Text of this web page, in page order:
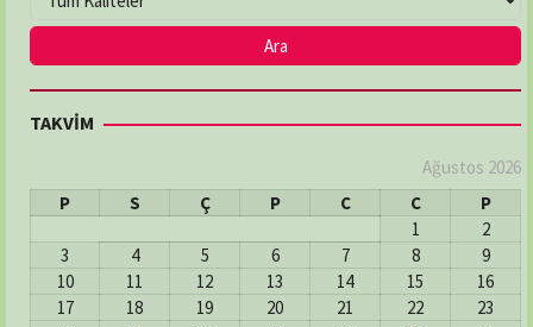
TAKVİM
Ağustos 2026
P
S Ç P C C
P
1
2
3
4 5 6 7 8
9
10
11 12 13 14 15
16
17
18 19 20 21 22
23